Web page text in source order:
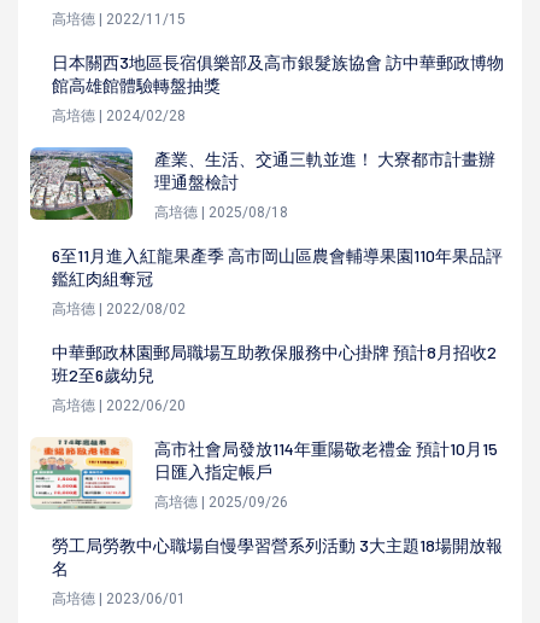
高培德 | 2022/11/15
日本關西3地區長宿俱樂部及高市銀髮族協會 訪中華郵政博物
館高雄館體驗轉盤抽獎
高培德 | 2024/02/28
產業、生活、交通三軌並進！ 大寮都市計畫辦
理通盤檢討
高培德 | 2025/08/18
6至11月進入紅龍果產季 高市岡山區農會輔導果園110年果品評
鑑紅肉組奪冠
高培德 | 2022/08/02
中華郵政林園郵局職場互助教保服務中心掛牌 預計8月招收2
班2至6歲幼兒
高培德 | 2022/06/20
高市社會局發放114年重陽敬老禮金 預計10月15
日匯入指定帳戶
高培德 | 2025/09/26
勞工局勞教中心職場自慢學習營系列活動 3大主題18場開放報
名
高培德 | 2023/06/01